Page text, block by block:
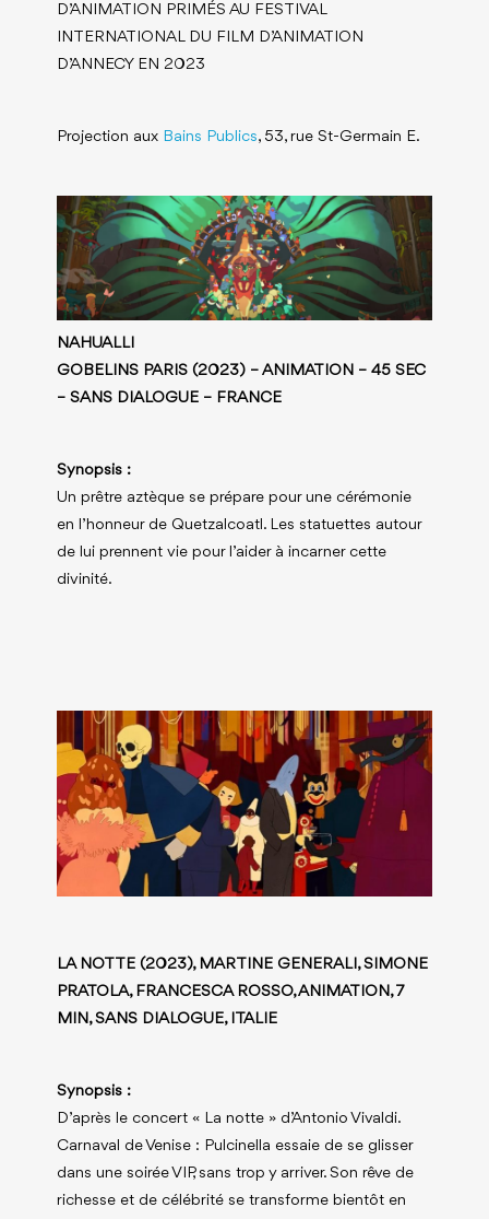
D’ANIMATION PRIMÉS AU FESTIVAL
INTERNATIONAL DU FILM D’ANIMATION
D’ANNECY EN 2023
Projection aux Bains Publics, 53, rue St-Germain E.
NAHUALLI
GOBELINS PARIS (2023) – ANIMATION – 45 SEC
– SANS DIALOGUE – FRANCE
Synopsis :
Un prêtre aztèque se prépare pour une cérémonie
en l’honneur de Quetzalcoatl. Les statuettes autour
de lui prennent vie pour l’aider à incarner cette
divinité.
LA NOTTE (2023), MARTINE GENERALI, SIMONE
PRATOLA, FRANCESCA ROSSO, ANIMATION, 7
MIN, SANS DIALOGUE, ITALIE
Synopsis :
D’après le concert « La notte » d’Antonio Vivaldi.
Carnaval de Venise : Pulcinella essaie de se glisser
dans une soirée VIP, sans trop y arriver. Son rêve de
richesse et de célébrité se transforme bientôt en